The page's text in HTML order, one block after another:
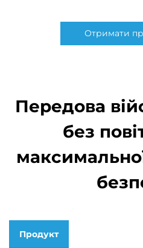
Отримати
Передова
без
Продукт